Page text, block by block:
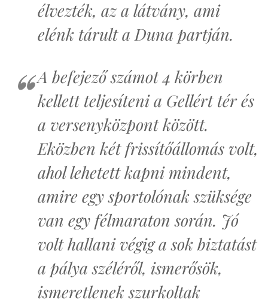
élvezték, az a látvány, ami
elénk tárult a Duna partján.
A befejező számot 4 körben
kellett teljesíteni a Gellért tér és
a versenyközpont között.
Eközben két frissítőállomás volt,
ahol lehetett kapni mindent,
amire egy sportolónak szüksége
van egy félmaraton során. Jó
volt hallani végig a sok biztatást
a pálya széléről, ismerősök,
ismeretlenek szurkoltak